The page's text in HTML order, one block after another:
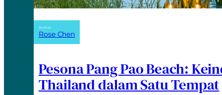
Author:
Rose Chen
Pesona Pang Pao Beach:
Thailand dalam Satu Tempat